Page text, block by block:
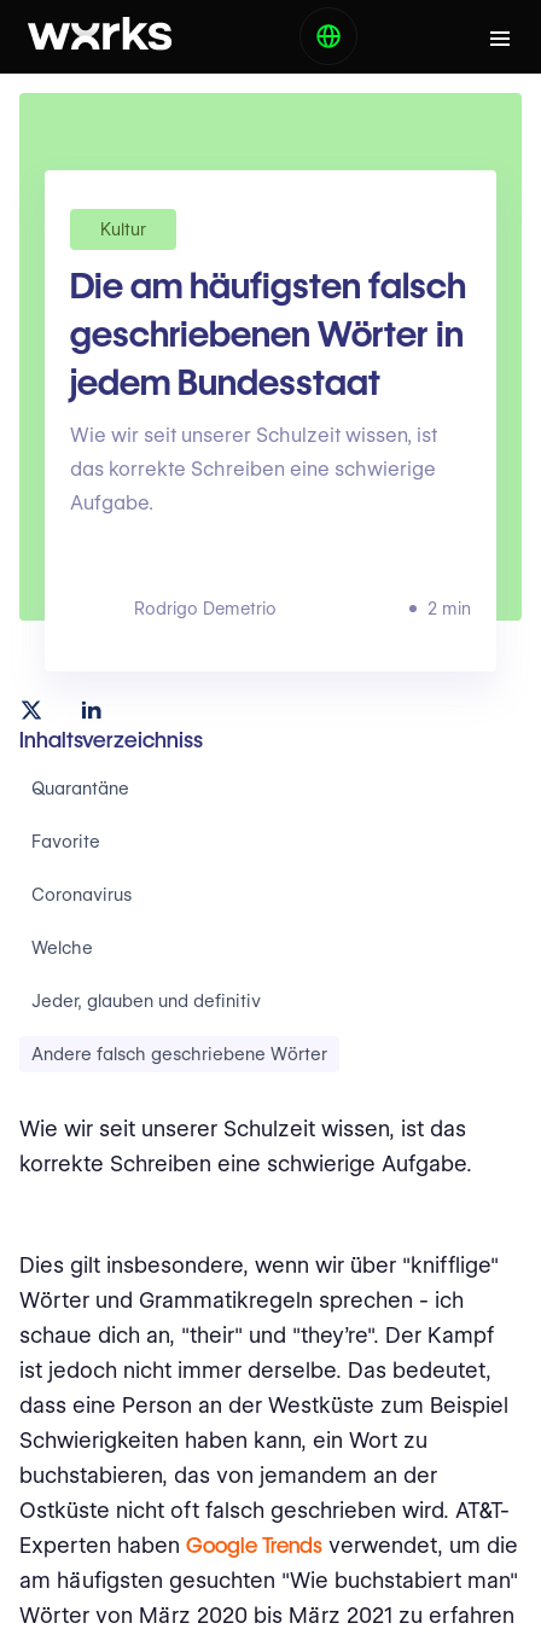
Kultur
Die am häufigsten falsch
geschriebenen Wörter in
jedem Bundesstaat
Wie wir seit unserer Schulzeit wissen, ist
das korrekte Schreiben eine schwierige
Aufgabe.
Rodrigo Demetrio 2 min
Inhaltsverzeichniss
Quarantäne
Favorite
Coronavirus
Welche
Jeder, glauben und definitiv
Andere falsch geschriebene Wörter
Wie wir seit unserer Schulzeit wissen, ist das
korrekte Schreiben eine schwierige Aufgabe.
Dies gilt insbesondere, wenn wir über "knifflige"
Wörter und Grammatikregeln sprechen - ich
schaue dich an, "their" und "they're". Der Kampf
ist jedoch nicht immer derselbe. Das bedeutet,
dass eine Person an der Westküste zum Beispiel
Schwierigkeiten haben kann, ein Wort zu
buchstabieren, das von jemandem an der
Ostküste nicht oft falsch geschrieben wird. AT&T-
Experten haben Google Trends verwendet, um die
am häufigsten gesuchten "Wie buchstabiert man"
Wörter von März 2020 bis März 2021 zu erfahren